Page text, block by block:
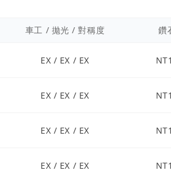
車工 / 拋光 / 對稱度 鑽
EX / EX / EX
EX / EX / EX
EX / EX / EX
EX / EX / EX